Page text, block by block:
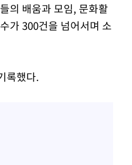
의 배움과 모임, 문화활
가 300건을 넘어서며 소
록했다.